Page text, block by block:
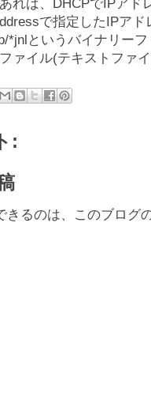
れば、DHCPでIPアド
で指定したIPア
*jnlというバイナリー
ァイル(テキストファ
:
きるのは、このブログ